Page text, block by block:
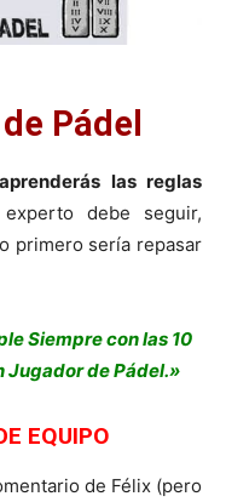
Pádel
aprenderás las reglas
debe seguir,
primero sería repasar
Siempre con las 10
Jugador de Pádel.»
EQUIPO
de Félix (pero